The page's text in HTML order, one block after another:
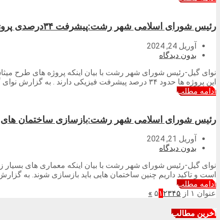
رئیس شورای اسلامی شهر رشت:پیشرفت ۳۴درصدی پروژه های طرح میثاق رشت/ حمایت استاندار گیلان از پروژه های مدیریت شهری رشت
آوریل 24, 2024
بدون دیدگاه
نوای گیل-رئیس شورای شهر رشت با بیان اینکه پروژه های طرح
این پروژه ها حدود ۳۴ درصد پیشرفت فیزیکی دارند . به گزارش نوای گیل به نقل از […]
ادامه مطلب
رئیس شورای اسلامی شهر رشت:بازسازی ساختمان
آوریل 21, 2024
بدون دیدگاه
نوای گیل-رئیس شورای شهر رشت با بیان اینکه معماری های بسیار
است و تاکید داریم چنین ساختمان هایی باید بازسازی شوند. به
ادامه مطلب
عنوان ۱ از ۵
۱۲۳۴۵ »
آخرین مطالب